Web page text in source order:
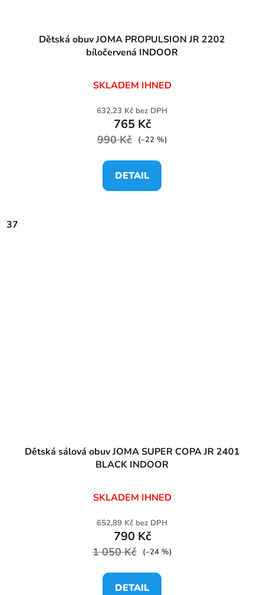
Dětská obuv JOMA PROPULSION JR 2202
bíločervená INDOOR
SKLADEM IHNED
632,23 Kč bez DPH
765 Kč
990 Kč (–22 %)
DETAIL
37
Dětská sálová obuv JOMA SUPER COPA JR 2401
BLACK INDOOR
SKLADEM IHNED
652,89 Kč bez DPH
790 Kč
1 050 Kč (–24 %)
DETAIL